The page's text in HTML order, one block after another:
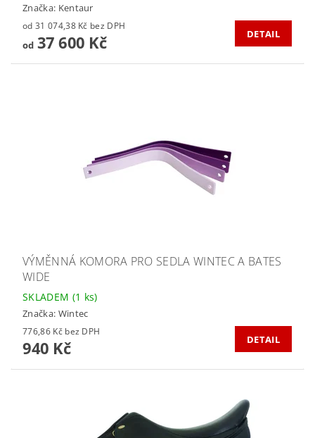
Značka: Kentaur
od 31 074,38 Kč bez DPH
od37 600 Kč DETAIL
VÝMĚNNÁ KOMORA PRO SEDLA WINTEC A BATES
WIDE
SKLADEM (1 ks)
Značka: Wintec
776,86 Kč bez DPH
940 Kč DETAIL